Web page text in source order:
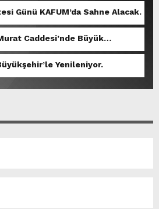
Günü KAFUM’da Sahne Alacak.
Caddesi’nde Büyük
Yenileniyor.